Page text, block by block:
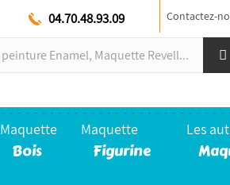
Contactez-
04.70.48.93.09
Maquette
Bois
Maquette
Figurine
Les